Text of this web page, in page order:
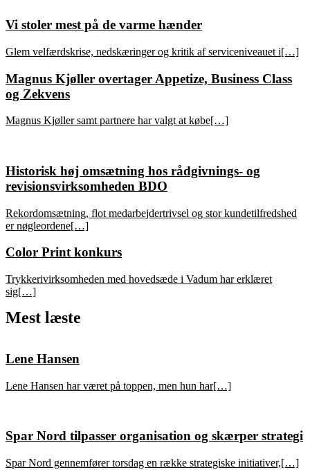
Vi stoler mest på de varme hænder
Glem velfærdskrise, nedskæringer og kritik af serviceniveauet i[…]
Magnus Kjøller overtager Appetize, Business Class
og Zekvens
Magnus Kjøller samt partnere har valgt at købe[…]
Historisk høj omsætning hos rådgivnings- og
revisionsvirksomheden BDO
Rekordomsætning, flot medarbejdertrivsel og stor kundetilfredshed
er nøgleordene[…]
Color Print konkurs
Trykkerivirksomheden med hovedsæde i Vadum har erklæret
sig[…]
Mest læste
Lene Hansen
Lene Hansen har været på toppen, men hun har[…]
Spar Nord tilpasser organisation og skærper strategi
Spar Nord gennemfører torsdag en række strategiske initiativer,[…]